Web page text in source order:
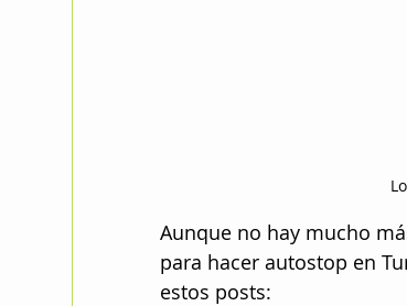
Aunque no hay mucho
para hacer autostop en
estos posts: